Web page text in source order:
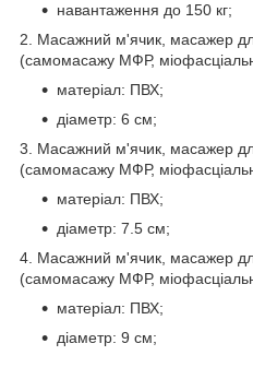
навантаження до 150 кг;
2. Масажний м'ячик, масажер
(самомасажу МФР,
матеріал: ПВХ;
діаметр: 6 см;
3. Масажний м'ячик, масажер
(самомасажу МФР,
матеріал: ПВХ;
діаметр: 7.5 см;
4. Масажний м'ячик, масажер
(самомасажу МФР,
матеріал: ПВХ;
діаметр: 9 см;